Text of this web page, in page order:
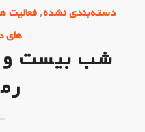
دسته‌بندی نشده,فعالیت
های
شب بیست و